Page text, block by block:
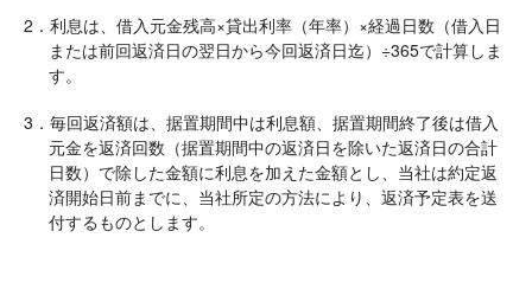
2．利息は、借入元金残高×貸出利率（年率）×経過日数（借入日
または前回返済日の翌日から今回返済日迄）÷365で計算しま
す。
3．毎回返済額は、据置期間中は利息額、据置期間終了後は借入
元金を返済回数（据置期間中の返済日を除いた返済日の合計
日数）で除した金額に利息を加えた金額とし、当社は約定返
済開始日前までに、当社所定の方法により、返済予定表を送
付するものとします。